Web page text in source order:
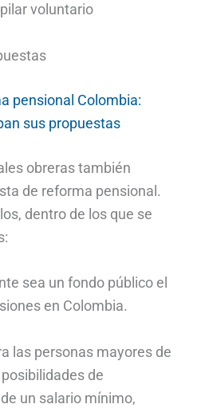
voluntario
pensional Colombia:
sus propuestas
obreras también
de reforma pensional.
dentro de los que se
sea un fondo público el
en Colombia.
las personas mayores de
de
un salario mínimo,